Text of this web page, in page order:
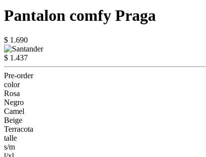
Pantalon comfy Praga
$ 1.690
$ 1.437
Pre-order
color
Rosa
Negro
Camel
Beige
Terracota
talle
s/m